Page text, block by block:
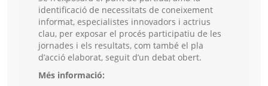
identificació de necessitats de coneixement
informat, especialistes innovadors i actrius
clau, per exposar el procés participatiu de les
jornades i els resultats, com també el pla
d’acció elaborat, seguit d’un debat obert.
Més informació: